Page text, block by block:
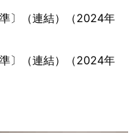
〕（連結）（2024年
〕（連結）（2024年